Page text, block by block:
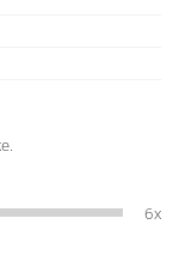
6x